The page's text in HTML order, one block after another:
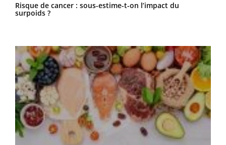
Risque de cancer : sous-estime-t-on l’impact du
surpoids ?